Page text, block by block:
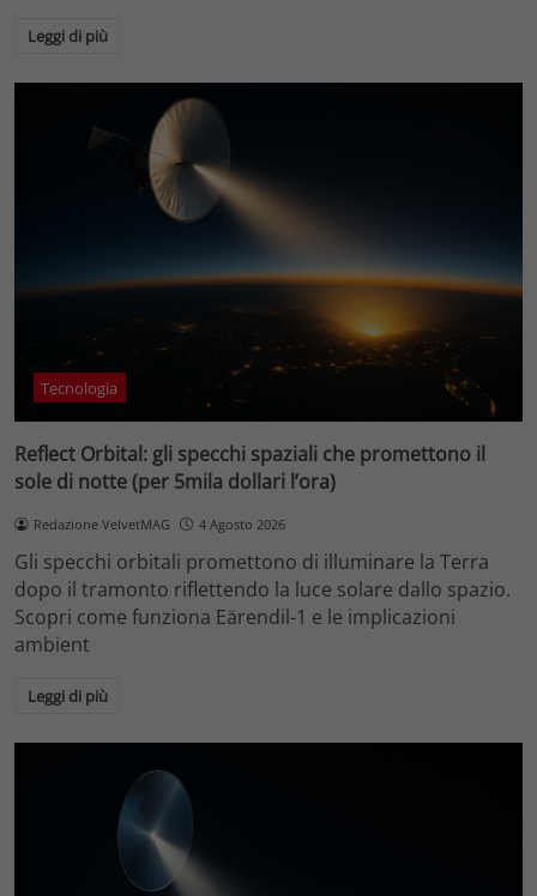
Leggi di più
Tecnologia
Reflect Orbital: gli specchi spaziali che promettono il
sole di notte (per 5mila dollari l’ora)
Redazione VelvetMAG 4 Agosto 2026
Gli specchi orbitali promettono di illuminare la Terra
dopo il tramonto riflettendo la luce solare dallo spazio.
Scopri come funziona Eärendil-1 e le implicazioni
ambient
Leggi di più